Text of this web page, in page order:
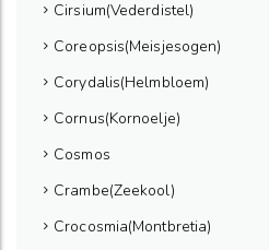
Cirsium(Vederdistel)
Coreopsis(Meisjesogen)
Corydalis(Helmbloem)
Cornus(Kornoelje)
Cosmos
Crambe(Zeekool)
Crocosmia(Montbretia)